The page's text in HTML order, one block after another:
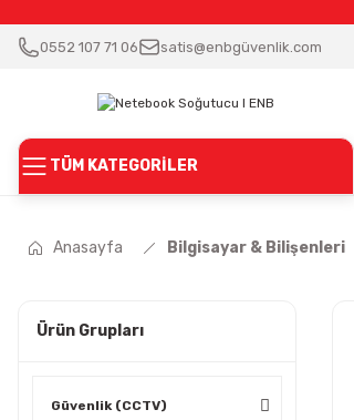
0552 107 71 06 satis@enbgüvenlik.com
TÜM KATEGORİLER
Anasayfa Bilgisayar & Bilişenleri
Ürün Grupları
Güvenlik (CCTV)